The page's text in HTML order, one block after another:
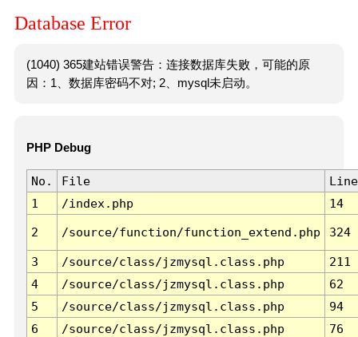
Database Error
(1040) 365建站错误警告：连接数据库失败，可能的原
因：1、数据库密码不对; 2、mysql未启动。
PHP Debug
No. File
Line
1
/index.php 14
2 /source/function/function_extend.php 324
3 /source/class/jzmysql.class.php
211
4
/source/class/jzmysql.class.php
62
5
/source/class/jzmysql.class.php
94
6
/source/class/jzmysql.class.php 76